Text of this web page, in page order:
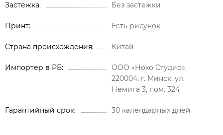
Застежка Без застежки
Принт Есть рисунок
Страна происхождения Китай
Импортер в РБ
ООО «Нохо Студио»,
220004, г. Минск, ул.
Немига 3, пом. 324
Гарантийный срок 30 календарных дней